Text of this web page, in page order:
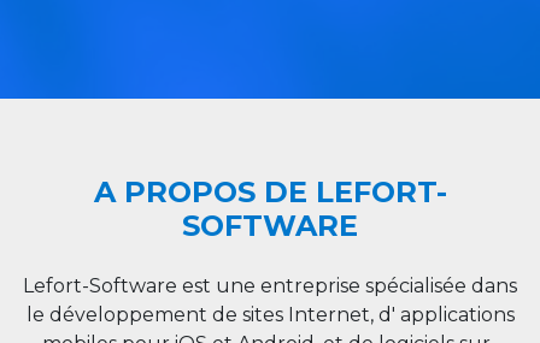
A PROPOS DE LEFORT-
SOFTWARE
Lefort-Software est une entreprise spécialisée dans
le développement de sites Internet, d' applications